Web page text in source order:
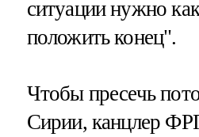
ситуации нужно
положить конец".
Чтобы пресечь
Сирии, канцлер